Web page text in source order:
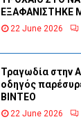
ΕΞΑΦΑΝΙΣΤΗΚΕ
22 June 2026
Τραγωδία στην
οδηγός
ΒΙΝΤΕΟ
22 June 2026